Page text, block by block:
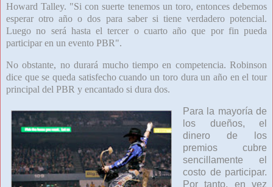
Howard Talley. "Si con suerte tenemos un toro, entonces debemos
esperar otro año o dos para saber si tiene verdadero potencial.
Luego no será hasta el tercer o cuarto año que por fin pueda
participar en un evento PBR".
No obstante, no durará mucho tiempo en competencia. Robinson
dice que se queda satisfecho cuando un toro dura un año en el tour
principal del PBR y encantado si dura dos.
Para la mayoría de
los dueños, el
dinero de los
premios cubre
sencillamente el
costo de participar.
Por tanto, en vez